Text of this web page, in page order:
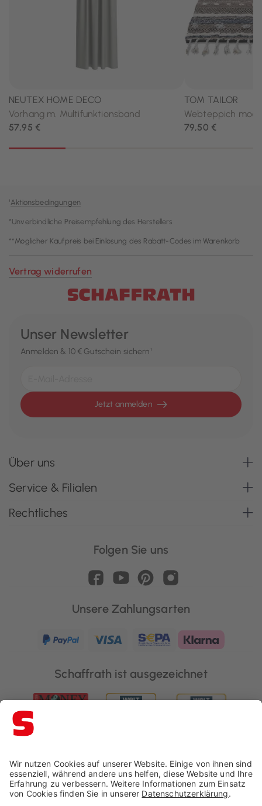
¹Aktionsbedingungen
*Unverbindliche Preisempfehlung des Herstellers
**Möglicher Kaufpreis bei Einlösung des Rabatt-Codes im Warenkorb
Vertrag widerrufen
Unser Newsletter
Anmelden & 10 € Gutschein sichern¹
Jetzt anmelden
Über uns
Service & Filialen
Rechtliches
Folgen Sie uns
Unsere Zahlungsarten
Schaffrath ist ausgezeichnet